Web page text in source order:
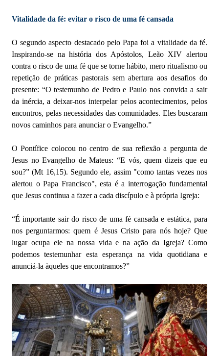
Vitalidade da fé: evitar o risco de uma fé cansada
O segundo aspecto destacado pelo Papa foi a vitalidade da fé.
Inspirando-se na história dos Apóstolos, Leão XIV alertou
contra o risco de uma fé que se torne hábito, mero ritualismo ou
repetição de práticas pastorais sem abertura aos desafios do
presente: “O testemunho de Pedro e Paulo nos convida a sair
da inércia, a deixar-nos interpelar pelos acontecimentos, pelos
encontros, pelas necessidades das comunidades. Eles buscaram
novos caminhos para anunciar o Evangelho.”
O Pontífice colocou no centro de sua reflexão a pergunta de
Jesus no Evangelho de Mateus: “E vós, quem dizeis que eu
sou?” (Mt 16,15). Segundo ele, assim "como tantas vezes nos
alertou o Papa Francisco", esta é a interrogação fundamental
que Jesus continua a fazer a cada discípulo e à própria Igreja:
“É importante sair do risco de uma fé cansada e estática, para
nos perguntarmos: quem é Jesus Cristo para nós hoje? Que
lugar ocupa ele na nossa vida e na ação da Igreja? Como
podemos testemunhar esta esperança na vida quotidiana e
anunciá-la àqueles que encontramos?”